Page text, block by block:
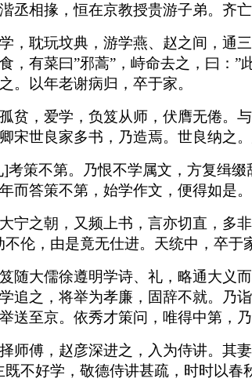
丞相掾，恒在京教授贵游子弟。齐
，耽玩坟典，游学燕、赵之间，通
，有菜曰”邪蒿”，峙命去之，曰：
。以年老谢病归，卒于家。
贫，爱学，负笈从师，伏膺无倦。
宋世良家多书，乃造焉。世良纳之
策不第。乃恨不学属文，方复缉
而答策不第，始学作文，便得如是
宁之朝，又频上书，言亦切直，多
伦，由是竟无仕进。天统中，卒于
随大儒徐遵明学诗、礼，略通大义
追之，将举为孝廉，固辞不就。乃
送至京。依秀才策问，唯得中第，
师傅，赵彦深进之，入为侍讲。其
不好学，敬德侍讲甚疏，时时以